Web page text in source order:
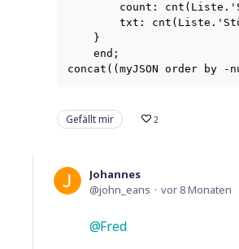
count:
txt:
    }
    end;
Gefällt mir 2
Johannes
john_eans
vor 8 Monaten
Fred